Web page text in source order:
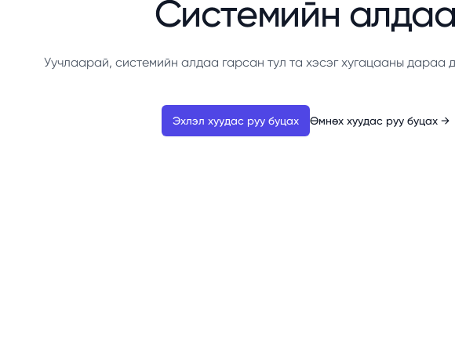
Системийн алдаа
Уучлаарай, системийн алдаа гарсан тул та хэсэг хугацааны дараа
Эхлэл хуудас руу буцах Өмнөх хуудас руу буцах →